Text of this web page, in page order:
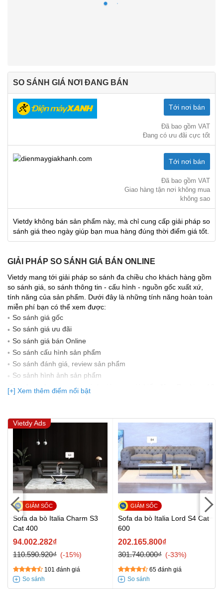
SO SÁNH GIÁ NƠI ĐANG BÁN
Tới nơi bán
Đã bao gồm VAT
Đang có ưu đãi cực tốt
Tới nơi bán
Đã bao gồm VAT
Giao hàng tận nơi không mua
không sao
Vietdy không bán sản phẩm này, mà chỉ cung cấp giải pháp so
sánh giá theo ngày giúp bạn mua hàng đúng thời điểm giá tốt.
GIẢI PHÁP SO SÁNH GIÁ BÁN ONLINE
Vietdy mang tới giải pháp so sánh đa chiều cho khách hàng gồm
so sánh giá, so sánh thông tin - cấu hình - nguồn gốc xuất xứ,
tính năng của sản phẩm. Dưới đây là những tính năng hoàn toàn
miễn phí bạn có thể xem được:
So sánh giá gốc
So sánh giá ưu đãi
So sánh giá bán Online
So sánh cấu hình sản phẩm
So sánh đánh giá, review sản phẩm
So sảnh hình ảnh sản phẩm
(Bạn đang được xem so sánh giá, xem giá biến động Realtime 10
lần cập nhật gần nhất)
[+] Xem thêm điểm nổi bật
Vietdy Ads
Sofa da bò Italia Charm S3
Cat 400
94.002.282₫
110.590.920₫
-15%
101 đánh giá
Sofa da bò Italia Lord S4 Cat
600
202.165.800₫
301.740.000₫
-33%
65 đánh giá